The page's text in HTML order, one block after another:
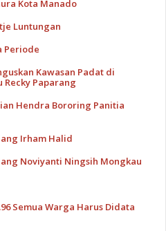
Kota Manado
Luntungan
Periode
Kawasan Padat di
Recky Paparang
Hendra Bororing Panitia
Irham Halid
Noviyanti Ningsih Mongkau
Semua Warga Harus Didata